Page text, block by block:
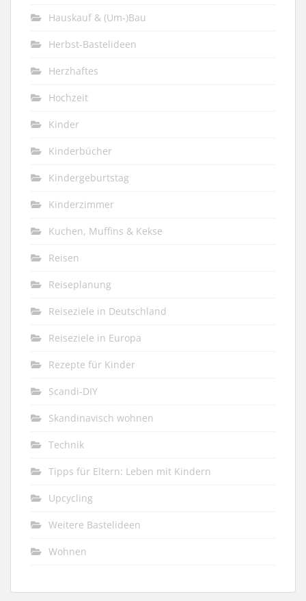
Hauskauf & (Um-)Bau
Herbst-Bastelideen
Herzhaftes
Hochzeit
Kinder
Kinderbücher
Kindergeburtstag
Kinderzimmer
Kuchen, Muffins & Kekse
Reisen
Reiseplanung
Reiseziele in Deutschland
Reiseziele in Europa
Rezepte für Kinder
Scandi-DIY
Skandinavisch wohnen
Technik
Tipps für Eltern: Leben mit Kindern
Upcycling
Weitere Bastelideen
Wohnen